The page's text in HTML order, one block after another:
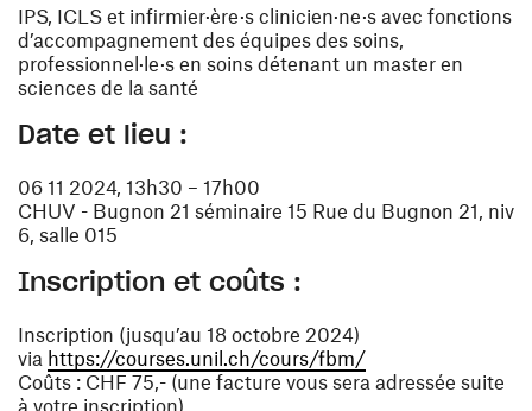
IPS, ICLS et infirmier·ère·s clinicien·ne·s avec fonctions
d’accompagnement des équipes des soins,
professionnel·le·s en soins détenant un master en
sciences de la santé
Date et lieu :
06 11 2024, 13h30 – 17h00
CHUV - Bugnon 21 séminaire 15 Rue du Bugnon 21, niv
6, salle 015
Inscription et coûts :
Inscription (jusqu’au 18 octobre 2024)
via https://courses.unil.ch/cours/fbm/(ouvre une
Coûts : CHF 75,- (une facture vous sera adressée suite
à votre inscription)